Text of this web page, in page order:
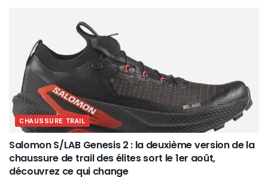
CHAUSSURE TRAIL
Salomon S/LAB Genesis 2 : la deuxième version de la
chaussure de trail des élites sort le 1er août,
découvrez ce qui change